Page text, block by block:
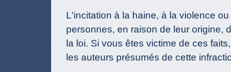
L'incitation à la haine, à la violence
personnes, en raison de leur origine,
la loi. Si vous êtes victime de ces
les auteurs présumés de cette